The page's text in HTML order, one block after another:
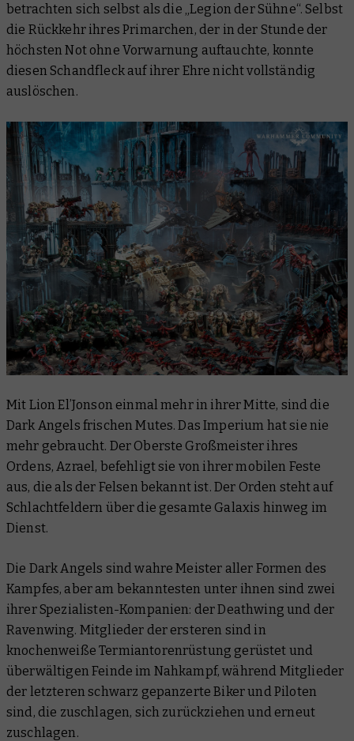
betrachten sich selbst als die „Legion der Sühne“. Selbst
die Rückkehr ihres Primarchen, der in der Stunde der
höchsten Not ohne Vorwarnung auftauchte, konnte
diesen Schandfleck auf ihrer Ehre nicht vollständig
auslöschen.
Mit Lion El’Jonson einmal mehr in ihrer Mitte, sind die
Dark Angels frischen Mutes. Das Imperium hat sie nie
mehr gebraucht. Der Oberste Großmeister ihres
Ordens, Azrael, befehligt sie von ihrer mobilen Feste
aus, die als der Felsen bekannt ist. Der Orden steht auf
Schlachtfeldern über die gesamte Galaxis hinweg im
Dienst.
Die Dark Angels sind wahre Meister aller Formen des
Kampfes, aber am bekanntesten unter ihnen sind zwei
ihrer Spezialisten-Kompanien: der Deathwing und der
Ravenwing. Mitglieder der ersteren sind in
knochenweiße Termiantorenrüstung gerüstet und
überwältigen Feinde im Nahkampf, während Mitglieder
der letzteren schwarz gepanzerte Biker und Piloten
sind, die zuschlagen, sich zurückziehen und erneut
zuschlagen.